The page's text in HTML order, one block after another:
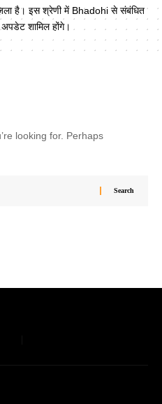
है। इस श्रेणी में Bhadohi से संबंधित
शामिल होंगे।
looking for. Perhaps